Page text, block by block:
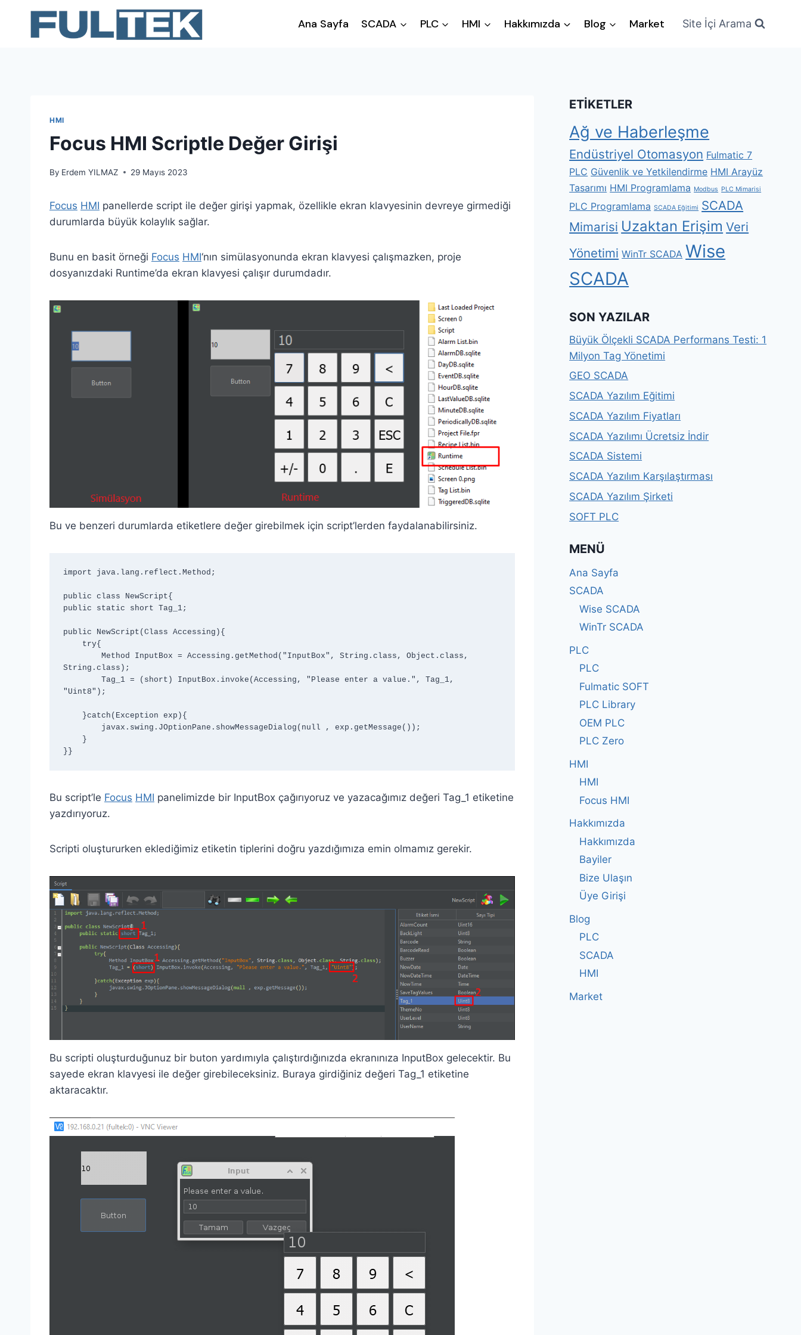
content
Ana Sayfa SCADA PLC HMI Hakkımızda Blog Market Site İçi Arama
HMI
Focus HMI Scriptle Değer Girişi
By Erdem YILMAZ 29 Mayıs 2023
Focus HMI panellerde script ile değer girişi yapmak, özellikle ekran klavyesinin devreye girmediği
durumlarda büyük kolaylık sağlar.
Bunu en basit örneği Focus HMI‘nın simülasyonunda ekran klavyesi çalışmazken, proje
dosyanızdaki Runtime’da ekran klavyesi çalışır durumdadır.
Bu ve benzeri durumlarda etiketlere değer girebilmek için script’lerden faydalanabilirsiniz.
import java.lang.reflect.Method;
public class NewScript{
public static short Tag_1;
public NewScript(Class Accessing){
String.class);
"Uint8");
}}
Bu script’le Focus HMI panelimizde bir InputBox çağırıyoruz ve yazacağımız değeri Tag_1 etiketine
yazdırıyoruz.
Scripti oluştururken eklediğimiz etiketin tiplerini doğru yazdığımıza emin olmamız gerekir.
Bu scripti oluşturduğunuz bir buton yardımıyla çalıştırdığınızda ekranınıza InputBox gelecektir. Bu
sayede ekran klavyesi ile değer girebileceksiniz. Buraya girdiğiniz değeri Tag_1 etiketine
aktaracaktır.
ETIKETLER
Ağ ve Haberleşme
Endüstriyel Otomasyon Fulmatic 7
PLC Güvenlik ve Yetkilendirme HMI Arayüz
Tasarımı HMI Programlama Modbus PLC Mimarisi
PLC Programlama SCADA Eğitimi SCADA
Mimarisi Uzaktan Erişim Veri
Yönetimi WinTr SCADA Wise
SCADA
SON YAZILAR
Büyük Ölçekli SCADA Performans Testi: 1
Milyon Tag Yönetimi
GEO SCADA
SCADA Yazılım Eğitimi
SCADA Yazılım Fiyatları
SCADA Yazılımı Ücretsiz İndir
SCADA Sistemi
SCADA Yazılım Karşılaştırması
SCADA Yazılım Şirketi
SOFT PLC
MENÜ
Ana Sayfa
SCADA
Wise SCADA
WinTr SCADA
PLC
PLC
Fulmatic SOFT
PLC Library
OEM PLC
PLC Zero
HMI
HMI
Focus HMI
Hakkımızda
Hakkımızda
Bayiler
Bize Ulaşın
Üye Girişi
Blog
PLC
SCADA
HMI
Market